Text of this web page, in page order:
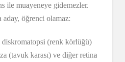
ile muayeneye gidemezler.
aday, öğrenci olamaz:
diskromatopsi (renk körlüğü)
(tavuk karası) ve diğer retina